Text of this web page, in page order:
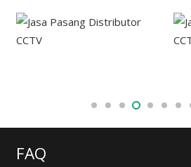
FAQ